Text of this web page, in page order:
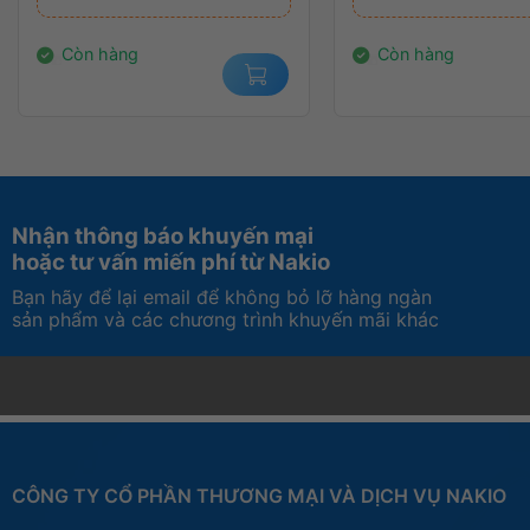
639.000₫.
là:
Còn hàng
999.000₫.
là:
Còn hàng
Nhận thông báo khuyến mại
hoặc tư vấn miến phí từ Nakio
Bạn hãy để lại email để không bỏ lỡ hàng ngàn
sản phẩm và các chương trình khuyến mãi khác
CÔNG TY CỔ PHẦN THƯƠNG MẠI VÀ DỊCH VỤ NAKIO